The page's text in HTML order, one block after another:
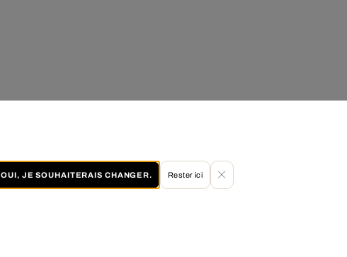
OUI, JE SOUHAITERAIS CHANGER. Rester ici